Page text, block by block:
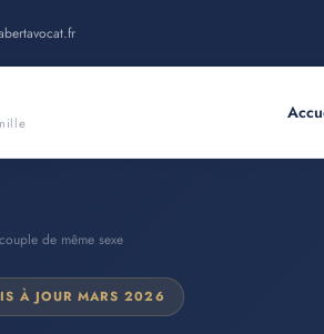
de même sexe
À JOUR MARS 2026